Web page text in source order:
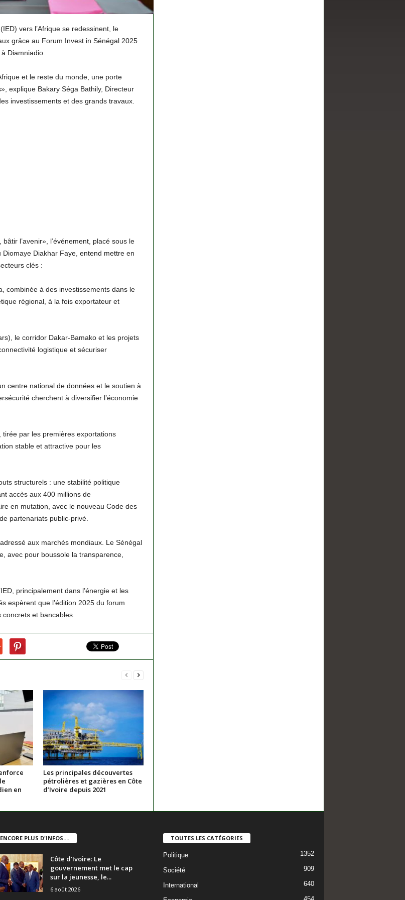
vers l’Afrique se redessinent, le
grâce au Forum Invest in Sénégal 2025
Diamniadio.
et le reste du monde, une porte
explique Bakary Séga Bathily, Directeur
investissements et des grands travaux.
l’avenir», l’événement, placé sous le
Diakhar Faye, entend mettre en
clés :
combinée à des investissements dans le
régional, à la fois exportateur et
le corridor Dakar-Bamako et les projets
logistique et sécuriser
centre national de données et le soutien à
cherchent à diversifier l’économie
par les premières exportations
stable et attractive pour les
structurels : une stabilité politique
accès aux 400 millions de
en mutation, avec le nouveau Code des
partenariats public-privé.
aux marchés mondiaux. Le Sénégal
avec pour boussole la transparence,
principalement dans l’énergie et les
espèrent que l’édition 2025 du forum
et bancables.
en
Les principales découvertes
pétrolières et gazières en Côte
d’Ivoire depuis 2021
ENCORE PLUS D'INFOS....
Côte d’Ivoire: Le
gouvernement met le cap
sur la jeunesse, le...
6 août 2026
TOUTES LES CATÉGORIES
Politique 1352
Société 909
International 640